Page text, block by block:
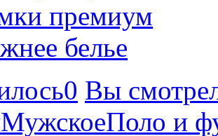
премиум
белье
0 Вы
МужскоеПоло и